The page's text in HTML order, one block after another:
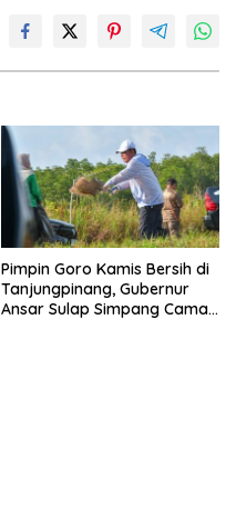
Pimpin Goro Kamis Bersih di
Tanjungpinang, Gubernur
Ansar Sulap Simpang Camat